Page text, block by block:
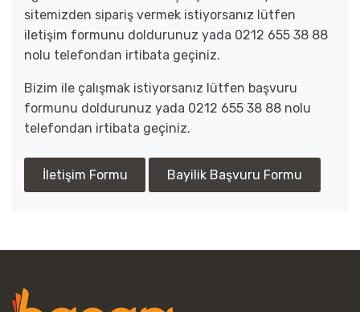
sitemizden sipariş vermek istiyorsanız lütfen
iletişim formunu doldurunuz yada 0212 655 38 88
nolu telefondan irtibata geçiniz.
Bizim ile çalışmak istiyorsanız lütfen başvuru
formunu doldurunuz yada 0212 655 38 88 nolu
telefondan irtibata geçiniz.
İletişim Formu Bayilik Başvuru Formu